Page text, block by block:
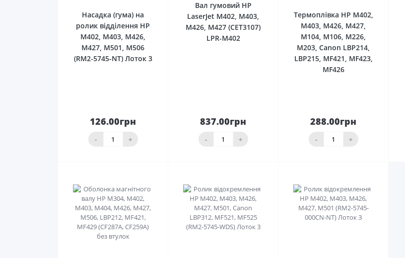
Насадка (гума) на
ролик відділення HP
M402, M403, M426,
M427, M501, M506
(RM2-5745-NT) Лоток 3
126.00грн
- +
До
кошика
Вал гумовий HP
LaserJet M402, M403,
M426, M427 (CET3107)
LPR-M402
837.00грн
- +
До
кошика
Термоплівка HP M402,
M403, M426, M427,
M104, M106, M226,
M203, Canon LBP214,
LBP215, MF421, MF423,
MF426
288.00грн
- +
До
кошика